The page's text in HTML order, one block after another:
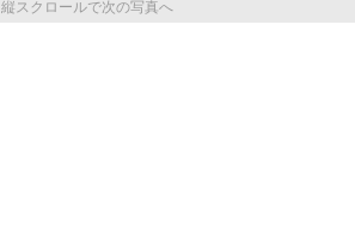
縦スクロールで次の写真へ